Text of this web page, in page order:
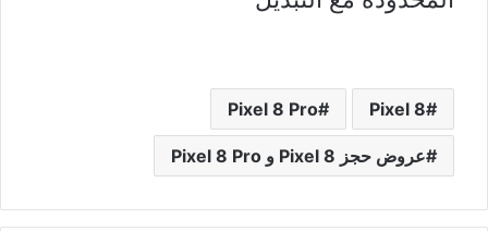
Pixel 8
Pixel 8 Pro
عروض حجز Pixel 8 و Pixel 8 Pro